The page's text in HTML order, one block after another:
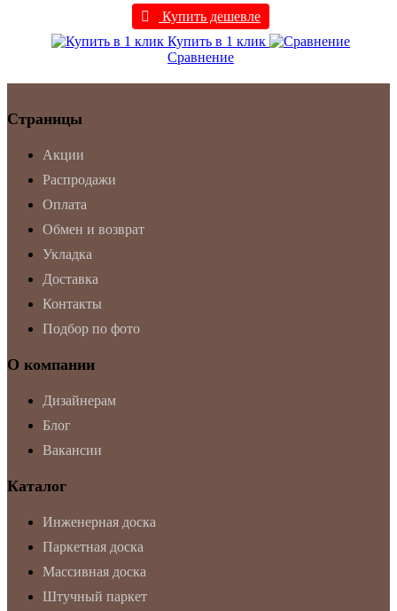
Купить дешевле
Купить в 1 клик
Сравнение
Страницы
Акции
Распродажи
Оплата
Обмен и возврат
Укладка
Доставка
Контакты
Подбор по фото
О компании
Дизайнерам
Блог
Вакансии
Каталог
Инженерная доска
Паркетная доска
Массивная доска
Штучный паркет